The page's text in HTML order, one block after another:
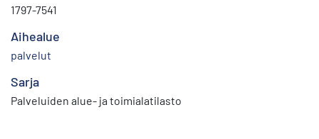
1797-7541
Aihealue
palvelut
Sarja
Palveluiden alue- ja toimialatilasto